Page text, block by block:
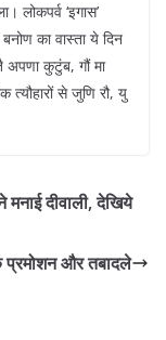
लोकपर्व ‘इगास’
का वास्ता ये दिन
अपणा कुटुंब, गौं मा
त्यौहारों से जुणि रौ, यु
दीवाली, देखिये
प्रमोशन और तबादले